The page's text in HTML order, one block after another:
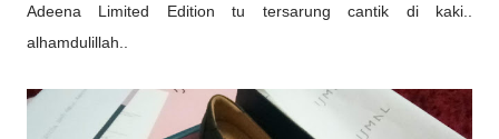
Adeena Limited Edition tu tersarung cantik di kaki..
alhamdulillah..